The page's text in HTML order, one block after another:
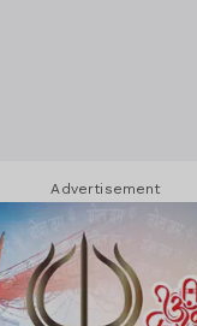
Advertisement